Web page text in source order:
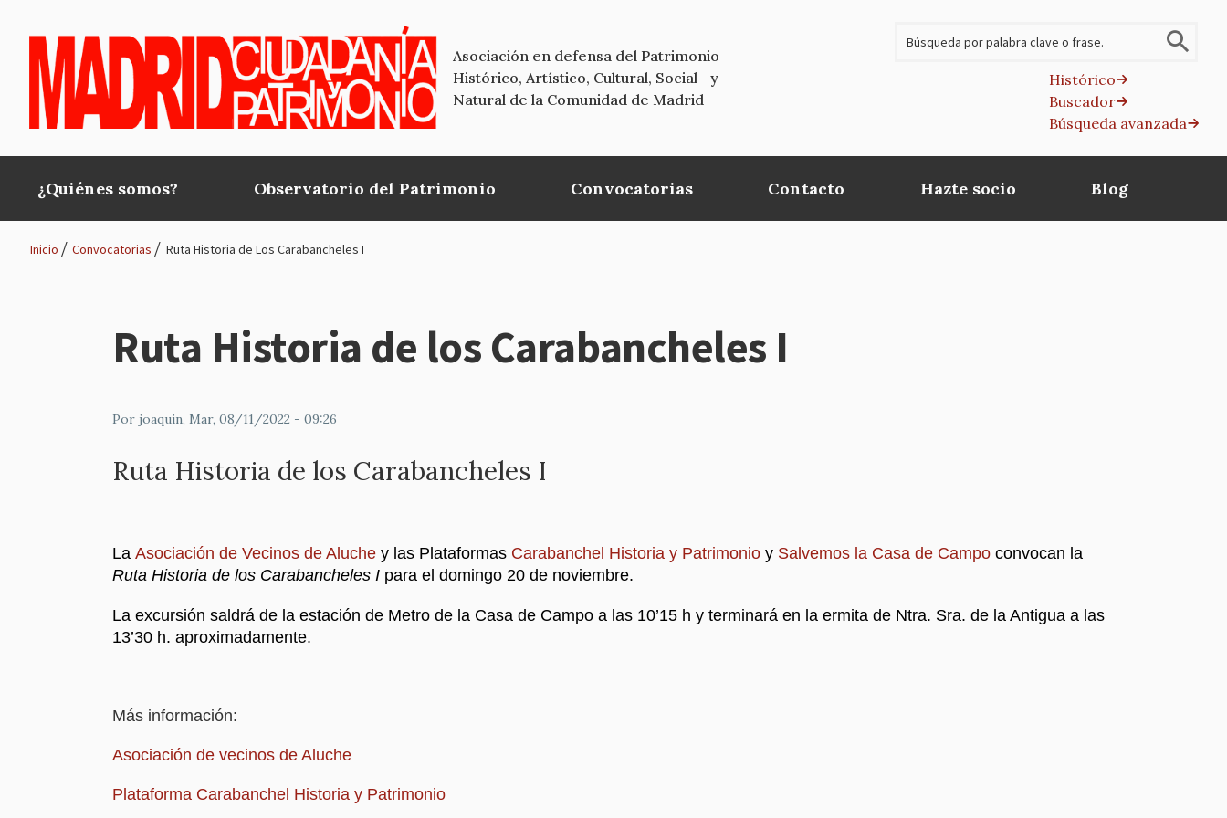
Asociación en defensa del Patrimonio
Histórico, Artístico, Cultural, Social y
Natural de la Comunidad de Madrid
Histórico
Buscador
Búsqueda avanzada
Main
navigation
¿Quiénes somos? Observatorio del Patrimonio Convocatorias Contacto Hazte socio Blog
Inicio Convocatorias Ruta Historia de Los Carabancheles I
Ruta Historia de los Carabancheles I
Por joaquin, Mar, 08/11/2022 - 09:26
Ruta Historia de los Carabancheles I
La Asociación de Vecinos de Aluche y las Plataformas Carabanchel Historia y Patrimonio y Salvemos la Casa de Campo convocan la
Ruta Historia de los Carabancheles I para el domingo 20 de noviembre.
La excursión saldrá de la estación de Metro de la Casa de Campo a las 10’15 h y terminará en la ermita de Ntra. Sra. de la Antigua a las
13’30 h. aproximadamente.
Más información:
Asociación de vecinos de Aluche
Plataforma Carabanchel Historia y Patrimonio